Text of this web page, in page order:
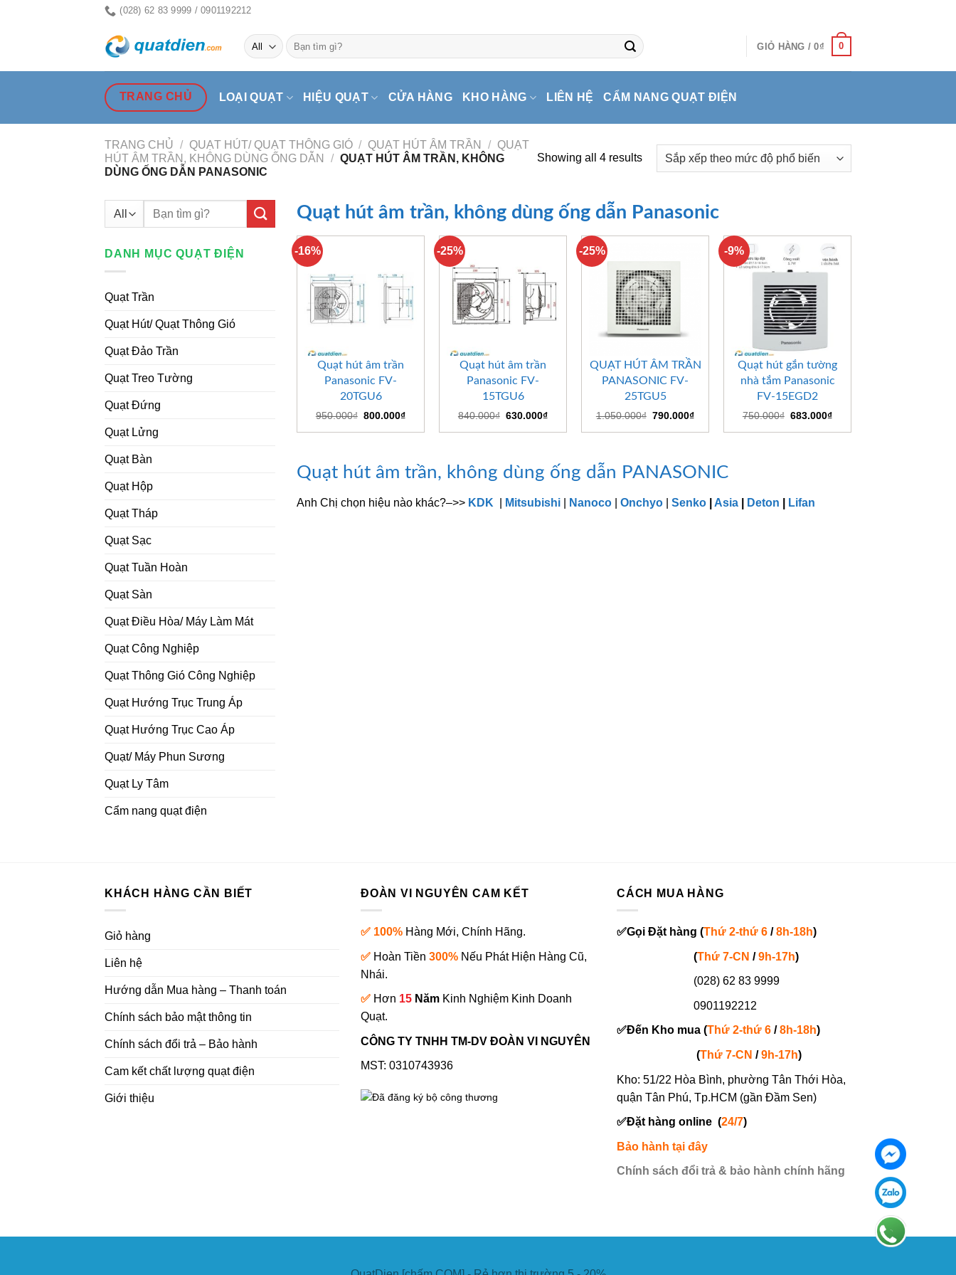
(028) 62 83 9999 / 0901192212
Tìm
kiếm:
GIỎ HÀNG /0₫ 0
TRANG CHỦ LOẠI QUẠT HIỆU QUẠT CỬA HÀNG KHO HÀNG LIÊN HỆ CẨM NANG QUẠT ĐIỆN
TRANG CHỦ / QUẠT HÚT/ QUẠT THÔNG GIÓ / QUẠT HÚT ÂM TRẦN / QUẠT
HÚT ÂM TRẦN, KHÔNG DÙNG ỐNG DẪN
/ QUẠT HÚT ÂM TRẦN, KHÔNG
DÙNG ỐNG DẪN PANASONIC
Showing all 4 results
Tìm
DANH MỤC QUẠT ĐIỆN
Quạt Trần
Quạt Hút/ Quạt Thông Gió
Quạt Đảo Trần
Quạt Treo Tường
Quạt Đứng
Quạt Lửng
Quạt Bàn
Quạt Hộp
Quạt Tháp
Quạt Sạc
Quạt Tuần Hoàn
Quạt Sàn
Quạt Điều Hòa/ Máy Làm Mát
Quạt Công Nghiệp
Quạt Thông Gió Công Nghiệp
Quạt Hướng Trục Trung Áp
Quạt Hướng Trục Cao Áp
Quạt/ Máy Phun Sương
Quạt Ly Tâm
Cẩm nang quạt điện
Quạt hút âm trần, không dùng ống dẫn Panasonic
-16%
Quạt hút âm trần
Panasonic FV-
20TGU6
950.000₫ Giá
là:
800.000₫Giá
tại
-25%
Quạt hút âm trần
Panasonic FV-
15TGU6
840.000₫ Giá
là:
630.000₫Giá
tại
-25%
QUẠT HÚT ÂM TRẦN
PANASONIC FV-
25TGU5
1.050.000₫ Giá
là:
790.000₫Giá
tại
-9%
Quạt hút gắn tường
nhà tắm Panasonic
FV-15EGD2
750.000₫ Giá
là:
683.000₫Giá
tại
Quạt hút âm trần, không dùng ống dẫn PANASONIC
Anh Chị chọn hiệu nào khác?–>> KDK Mitsubishi Nanoco Onchyo Senko Asia Deton Lifan
KHÁCH HÀNG CẦN BIẾT
Giỏ hàng
Liên hệ
Hướng dẫn Mua hàng – Thanh toán
Chính sách bảo mật thông tin
Chính sách đổi trả – Bảo hành
Cam kết chất lượng quạt điện
Giới thiệu
ĐOÀN VI NGUYÊN CAM KẾT
✅ 100% Hàng Mới, Chính Hãng.
✅ Hoàn Tiền 300% Nếu Phát Hiện Hàng Cũ,
Nhái.
✅ Hơn 15 Năm Kinh Nghiệm Kinh Doanh
Quạt.
CÔNG TY TNHH TM-DV ĐOÀN VI NGUYÊN
MST: 0310743936
CÁCH MUA HÀNG
✅Gọi Đặt hàng (Thứ 2-thứ 6 /8h-18h)
(Thứ 7-CN /9h-17h)
(028) 62 83 9999
0901192212
✅Đến Kho mua (Thứ 2-thứ 6 / 8h-18h)
(Thứ 7-CN /9h-17h)
Kho: 51/22 Hòa Bình, phường Tân Thới Hòa,
quận Tân Phú, Tp.HCM (gần Đầm Sen)
✅Đặt hàng online (24/7)
Bảo hành tại đây
Chính sách đổi trả & bảo hành chính hãng